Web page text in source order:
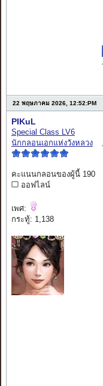
22 พฤษภาคม 2026, 12:52:PM
PIKuL
Special Class LV6
นักกลอนเอกแห่งวังหลวง
คะแนนกลอนของผู้นี้ 190
ออฟไลน์
เพศ:
กระทู้: 1,138